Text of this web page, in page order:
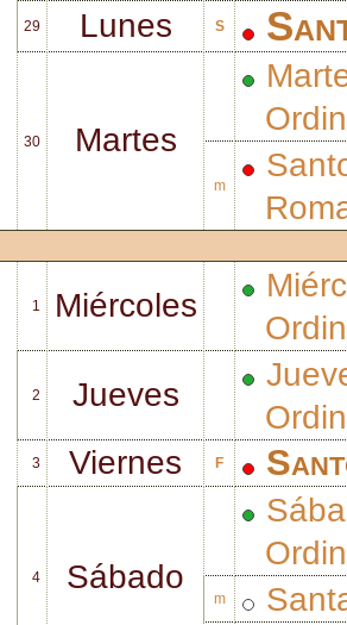
29 Lunes S
30 Martes
m
1 Miércoles
2 Jueves
3 Viernes F
4 Sábado
m